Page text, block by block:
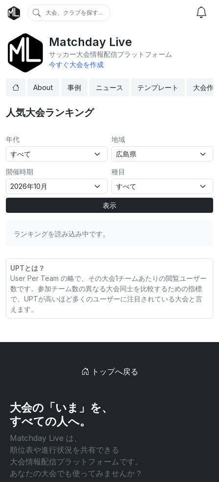
大会、クラブを探す...
Matchday Live
サッカー大会情報配信プラットフォーム
今すぐ大会を作成
About 事例 ニュース テンプレート 大会作
人気大会ランキング
年代 地域
開催時期 種目
表示
ランキングを読み込み中です。
UPTとは？
User Per Team の略で、その大会1チームあたりの閲覧ユーザー
数です。参加チーム数の異なる大会同士を比較するための指標
で、UPTが高いほど多くのユーザーに注目されている大会と言
えます。
トップへ戻る
大会の「いま」を、
すべての人へ。
Matchday Live は、
順位表や進行状況を共有できる
大会情報配信プラットフォームです。
あなたの大会でも使ってみませんか？